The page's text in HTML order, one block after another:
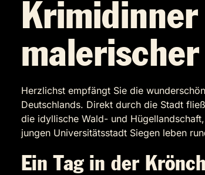
Herzlichst empfängt Sie die
Deutschlands. Direkt durch die Stadt
die idyllische Wald- und
jungen Universitätsstadt Siegen leben
Ein Tag in der